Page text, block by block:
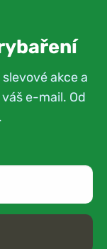
akce a
e-mail. Od